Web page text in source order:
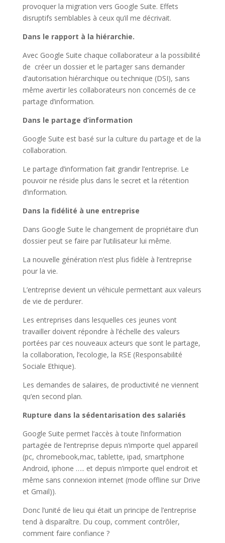
provoquer la migration vers Google Suite. Effets
disruptifs semblables à ceux qu’il me décrivait.
Dans le rapport à la hiérarchie.
Avec Google Suite chaque collaborateur a la possibilité
de créer un dossier et le partager sans demander
d’autorisation hiérarchique ou technique (DSI), sans
même avertir les collaborateurs non concernés de ce
partage d’information.
Dans le partage d’information
Google Suite est basé sur la culture du partage et de la
collaboration.
Le partage d’information fait grandir l’entreprise. Le
pouvoir ne réside plus dans le secret et la rétention
d’information.
Dans la fidélité à une entreprise
Dans Google Suite le changement de propriétaire d’un
dossier peut se faire par l’utilisateur lui même.
La nouvelle génération n’est plus fidèle à l’entreprise
pour la vie.
L’entreprise devient un véhicule permettant aux valeurs
de vie de perdurer.
Les entreprises dans lesquelles ces jeunes vont
travailler doivent répondre à l’échelle des valeurs
portées par ces nouveaux acteurs que sont le partage,
la collaboration, l’ecologie, la RSE (Responsabilité
Sociale Ethique).
Les demandes de salaires, de productivité ne viennent
qu’en second plan.
Rupture dans la sédentarisation des salariés
Google Suite permet l’accès à toute l’information
partagée de l’entreprise depuis n’importe quel appareil
(pc, chromebook,mac, tablette, ipad, smartphone
Android, iphone ….. et depuis n’importe quel endroit et
même sans connexion internet (mode offline sur Drive
et Gmail)).
Donc l’unité de lieu qui était un principe de l’entreprise
tend à disparaître. Du coup, comment contrôler,
comment faire confiance ?